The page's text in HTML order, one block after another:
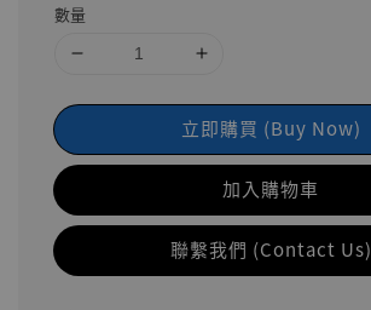
數量
立即購買 (Buy Now)
加入購物車
聯繫我們 (Contact Us)